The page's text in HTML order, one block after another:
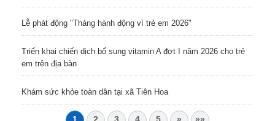
Lễ phát động "Tháng hành động vì trẻ em 2026"
Triển khai chiến dịch bổ sung vitamin A đợt I năm 2026 cho trẻ
em trên địa bàn
Khám sức khỏe toàn dân tại xã Tiên Hoa
1 2 3 4 5 » »»